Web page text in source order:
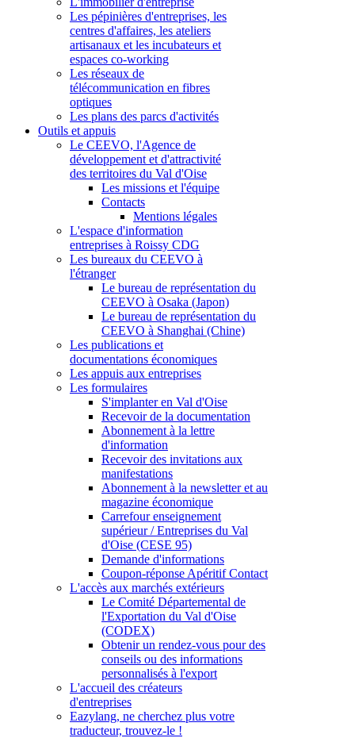
Les pépinières d'entreprises, les
centres d'affaires, les ateliers
artisanaux et les incubateurs et
espaces co-working
Les réseaux de
télécommunication en fibres
optiques
Les plans des parcs d'activités
Outils et appuis
Le CEEVO, l'Agence de
développement et d'attractivité
des territoires du Val d'Oise
Les missions et l'équipe
Contacts
Mentions légales
L'espace d'information
entreprises à Roissy CDG
Les bureaux du CEEVO à
l'étranger
Le bureau de représentation du
CEEVO à Osaka (Japon)
Le bureau de représentation du
CEEVO à Shanghai (Chine)
Les publications et
documentations économiques
Les appuis aux entreprises
Les formulaires
S'implanter en Val d'Oise
Recevoir de la documentation
Abonnement à la lettre
d'information
Recevoir des invitations aux
manifestations
Abonnement à la newsletter et au
magazine économique
Carrefour enseignement
supérieur / Entreprises du Val
d'Oise (CESE 95)
Demande d'informations
Coupon-réponse Apéritif Contact
L'accès aux marchés extérieurs
Le Comité Départemental de
l'Exportation du Val d'Oise
(CODEX)
Obtenir un rendez-vous pour des
conseils ou des informations
personnalisés à l'export
L'accueil des créateurs
d'entreprises
Eazylang, ne cherchez plus votre
traducteur, trouvez-le !